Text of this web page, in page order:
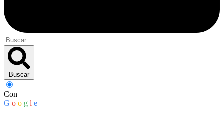
Buscar
Con
G o o g l e